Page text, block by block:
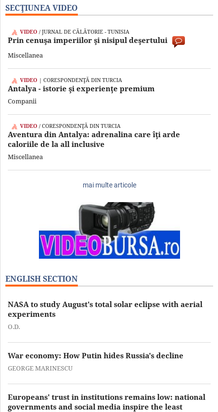
SECŢIUNEA VIDEO
VIDEO / JURNAL DE CĂLĂTORIE - TUNISIA
Prin cenuşa imperiilor şi nisipul deşertului
Miscellanea
VIDEO | CORESPONDENŢĂ DIN TURCIA
Antalya - istorie şi experienţe premium
Companii
VIDEO / CORESPONDENŢĂ DIN TURCIA
Aventura din Antalya: adrenalina care îţi arde
caloriile de la all inclusive
Miscellanea
mai multe articole
ENGLISH SECTION
NASA to study August's total solar eclipse with aerial
experiments
O.D.
War economy: How Putin hides Russia's decline
GEORGE MARINESCU
Europeans' trust in institutions remains low: national
governments and social media inspire the least